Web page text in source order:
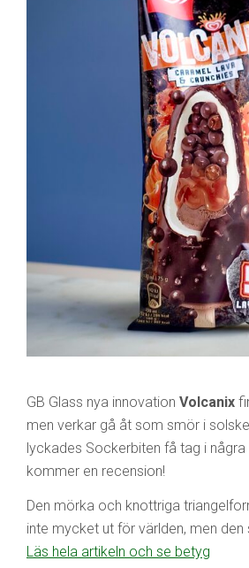
GB Glass nya innovation Volcanix
men verkar gå åt som smör i
lyckades Sockerbiten få tag i
kommer en recension!
Den mörka och knottriga
inte mycket ut för världen, men
Läs hela artikeln och se betyg